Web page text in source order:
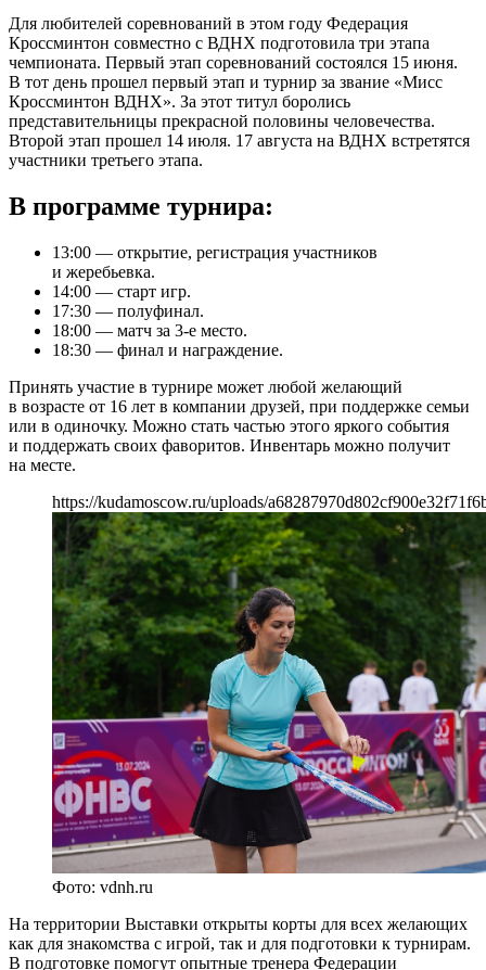
Для любителей соревнований в этом году Федерация
Кроссминтон совместно с ВДНХ подготовила три этапа
чемпионата. Первый этап соревнований состоялся 15 июня.
В тот день прошел первый этап и турнир за звание «Мисс
Кроссминтон ВДНХ». За этот титул боролись
представительницы прекрасной половины человечества.
Второй этап прошел 14 июля. 17 августа на ВДНХ встретятся
участники третьего этапа.
В программе турнира:
13:00 — открытие, регистрация участников
и жеребьевка.
14:00 — старт игр.
17:30 — полуфинал.
18:00 — матч за 3-е место.
18:30 — финал и награждение.
Принять участие в турнире может любой желающий
в возрасте от 16 лет в компании друзей, при поддержке семьи
или в одиночку. Можно стать частью этого яркого события
и поддержать своих фаворитов. Инвентарь можно получит
на месте.
https://kudamoscow.ru/uploads/
Фото: vdnh.ru
На территории Выставки открыты корты для всех желающих
как для знакомства с игрой, так и для подготовки к турнирам.
В подготовке помогут опытные тренера Федерации